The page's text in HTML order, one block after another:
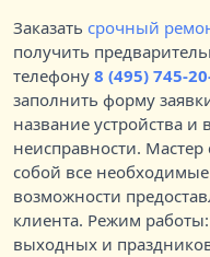
Заказать срочный
получить
телефону 8 (495) 745-
заполнить форму
название устройства
неисправности. Мастер
собой все
возможности
клиента. Режим
выходных и